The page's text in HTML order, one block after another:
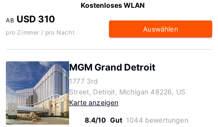
Kostenloses WLAN
AB USD 310
pro Zimmer / pro Nacht Auswählen
MGM Grand Detroit
1777 3rd
Street, Detroit, Michigan 48226, US
Karte anzeigen
8.4/10 Gut 1044 bewertungen